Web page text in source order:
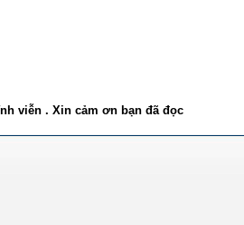
viễn . Xin cảm ơn bạn đã đọc